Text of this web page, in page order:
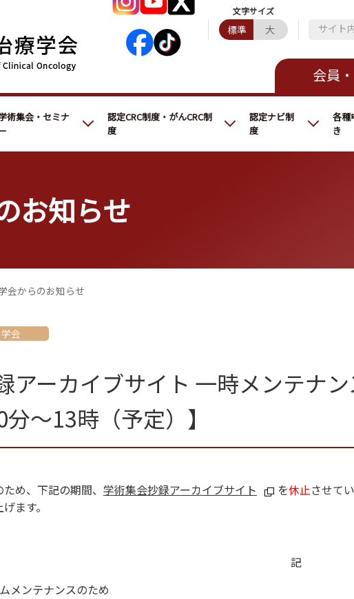
サイト
標準 大
会員
さまへ
術集会・セミナ
認定CRC制度・がんCRC制
度
認定ナビ制
度
各種
き
お知らせ
まへ
会からのお知らせ
学会
アーカイブサイト 一時メンテナ
分～13時（予定）】
め、下記の期間、 学術集会抄録アーカイブサイト を休止させて
ます。
記
メンテナンスのため